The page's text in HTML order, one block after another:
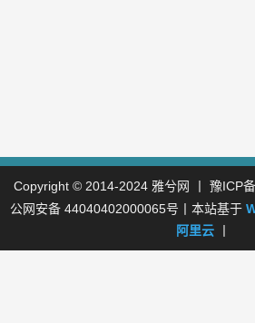
Copyright © 2014-2024 雅兮网 豫ICP
公网安备 44040402000065号 丨本站基于
阿里云